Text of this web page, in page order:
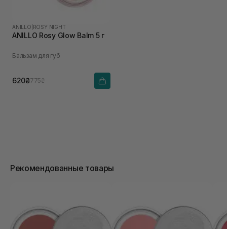
ANILLO ROSY NIGHT
ANILLO Rosy Glow Balm 5 г
Бальзам для губ
620₴775₴
Рекомендованные товары